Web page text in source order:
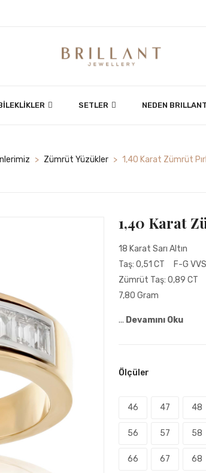
SETLER NEDEN BRILLANT
> Zümrüt Yüzükler > 1,40 Karat Zümrüt
1,40 Karat
18 Karat Sarı Altın
Taş: 0,51 CT F-G VVS
Zümrüt Taş: 0,89 CT
7,80 Gram
... Devamını Oku
Ölçüler
46 47 48
56 57 58
66 67 68